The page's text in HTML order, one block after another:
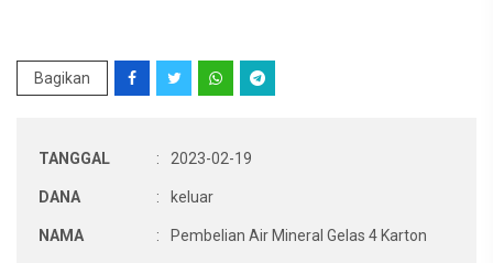
Bagikan
TANGGAL : 2023-02-19
DANA : keluar
NAMA : Pembelian Air Mineral Gelas 4 Karton